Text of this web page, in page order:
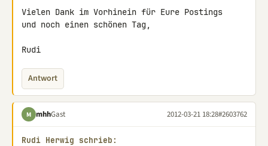
Vielen Dank im Vorhinein für Eure Postings
und noch einen schönen Tag,
Rudi
Antwort
M mhhGast 2012-03-21 18:28#2603762
Rudi Herwig schrieb: